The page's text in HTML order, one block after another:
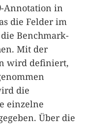
-Annotation in
die Felder im
Benchmark-
Mit der
wird definiert,
die
einzelne
Über die